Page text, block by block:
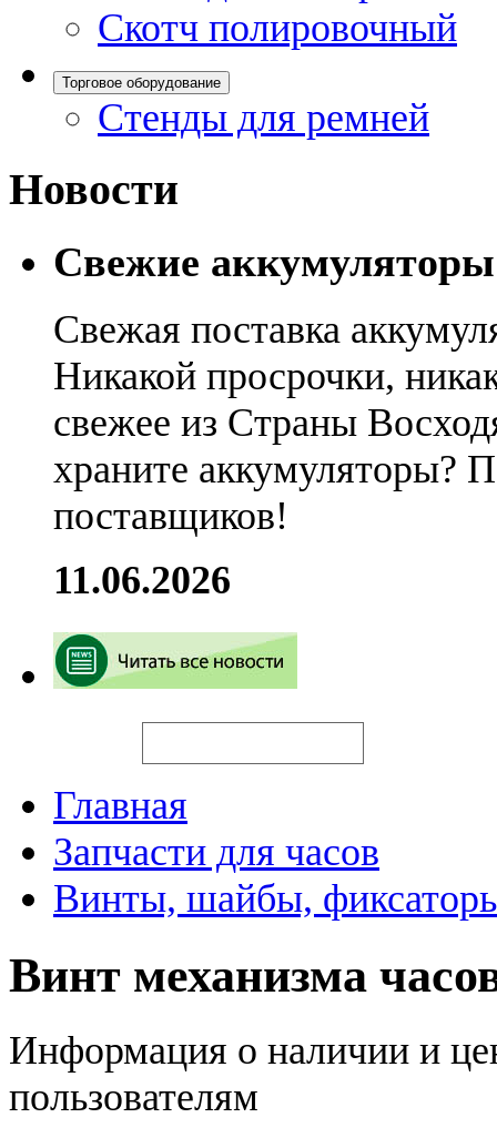
Скотч полировочный
Торговое оборудование
Стенды для ремней
Новости
Свежие
Свежая поставка
Никакой просрочки,
свежее из Страны
храните аккумуляторы?
поставщиков!
11.06.2026
Главная
Запчасти для часов
Винты, шайбы,
Винт механизма
Информация о наличии и
пользователям